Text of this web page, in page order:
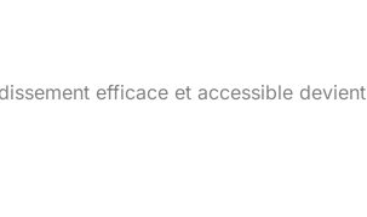
efficace et accessible devient